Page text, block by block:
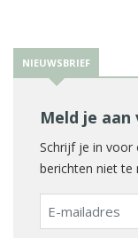
NIEUWSBRIEF
Meld je
Schrijf je in voor
berichten niet te
E-
mailadres